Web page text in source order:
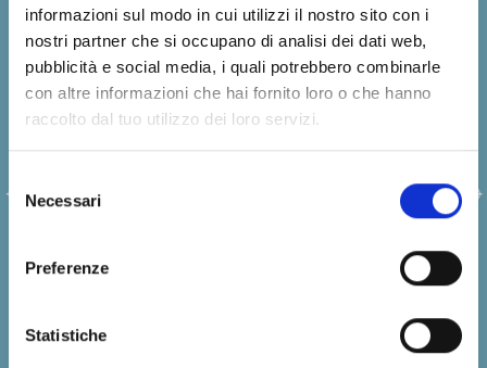
informazioni sul modo in cui utilizzi il nostro sito con i
nostri partner che si occupano di analisi dei dati web,
pubblicità e social media, i quali potrebbero combinarle
con altre informazioni che hai fornito loro o che hanno
raccolto dal tuo utilizzo dei loro servizi.
delNecessari
Preferenze
Statistiche
PROFONDAMENTE SOSTENIBILI
dalla qualità certificata, che rispettano i
alimentare, conformemente alle normative
europee. I nostri articoli sono realizzati
rinnovabili e materiale riciclabile.